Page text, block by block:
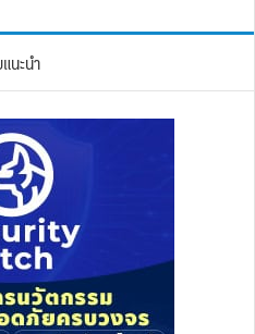
นะนำ